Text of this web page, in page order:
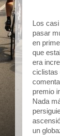
Los
pasar
en
que
era
ciclistas
premio
Nada
un